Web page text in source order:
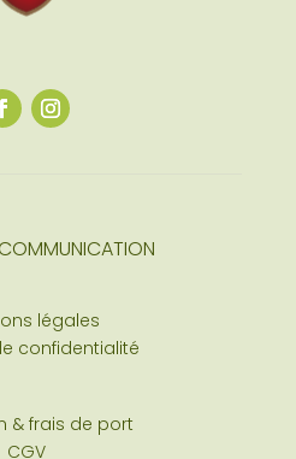
légales
confidentialité
& frais de port
CGV